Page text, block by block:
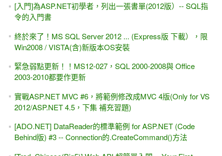
[入門]為ASP.NET初學者，列出一張書單(2012版）-- SQL指
令的入門書
終於來了！MS SQL Server 2012 ... (Express版 下載），限
Win2008 / VISTA(含)新版本OS安裝
緊急弱點更新！！MS12-027，SQL 2000-2008與 Office
2003-2010都要作更新
實戰ASP.NET MVC #6，將範例修改成MVC 4版(Only for VS
2012/ASP.NET 4.5，下集 補充習題)
[ADO.NET] DataReader的標準範例 for ASP.NET (Code
Behind版) #3 -- Connection的.CreateCommand()方法